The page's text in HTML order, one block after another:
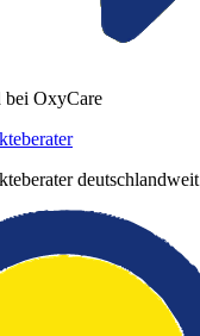
OxyCare
deutschlandweit